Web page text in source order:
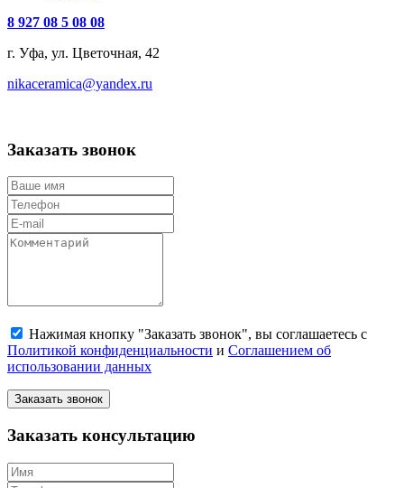
8 927 08 5 08 08
г. Уфа, ул. Цветочная, 42
nikaceramica@yandex.ru
Заказать звонок
Нажимая кнопку "Заказать звонок", вы соглашаетесь с
Политикой конфиденциальности и Соглашением об
использовании данных
Заказать звонок
Заказать консультацию